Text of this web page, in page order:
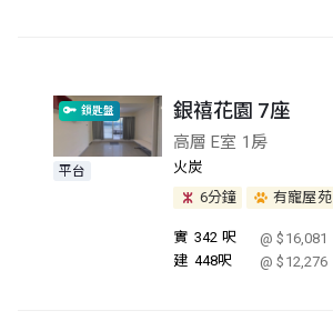
鎖匙盤
平台
銀禧花園 7座
高層 E室 1房
火炭
6分鐘
有寵屋苑
實 342 呎
@ $16,081
建 448呎 @ $12,276